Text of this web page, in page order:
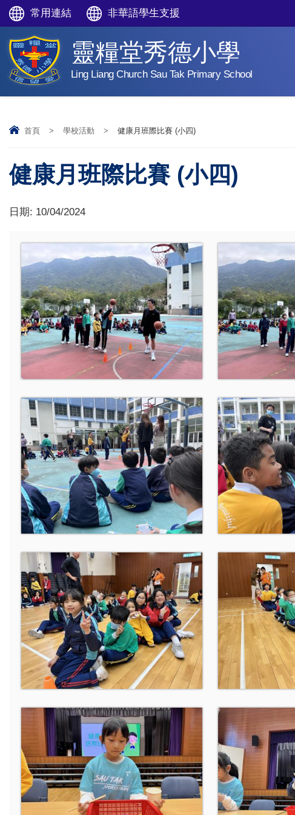
常用連結 非華語學生支援
靈糧堂秀德小學
Ling Liang Church Sau Tak Primary School
首頁 > 學校活動 > 健康月班際比賽 (小四)
健康月班際比賽 (小四)
日期: 10/04/2024